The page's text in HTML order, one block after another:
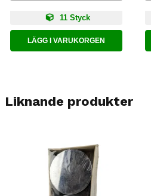
11 Styck
LÄGG I VARUKORGEN
Liknande produkter